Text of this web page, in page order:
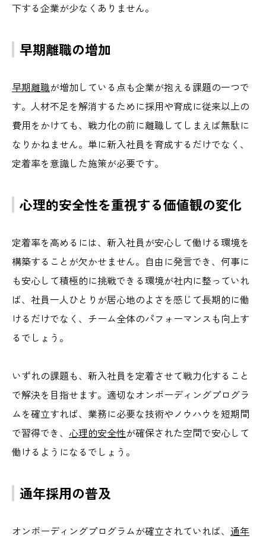
下する企業が少なくありません。
早期離職の増加
早期離職が増加している点も企業が抱える課題の一つで
す。人材不足を解消するために採用や育成に従来以上の
費用をかけても、戦力化の前に離職してしまえば無駄に
なりかねません。単に新入社員を育成するだけでなく、
定着率を意識した施策が必要です。
心理的安全性を重視する価値観の変化
定着率を高めるには、新入社員が安心して働ける環境を
構築することが欠かせません。自由に発言でき、何事に
も安心して積極的に挑戦できる環境が社内に整っていれ
ば、社員一人ひとりが居心地のよさを感じて長期的に働
けるだけでなく、チーム全体のパフォーマンスも向上す
るでしょう。
いずれの課題も、新入社員を定着させて戦力化すること
で解決を目指せます。適切なオンボーディングプログラ
ムを確立すれば、業務に必要な技術やノウハウを短期間
で習得でき、 心理的安全性が確保された空間で安心して
働けるようになるでしょう。
通年採用の普及
オンボーディングプログラムが確立されていれば、 通年